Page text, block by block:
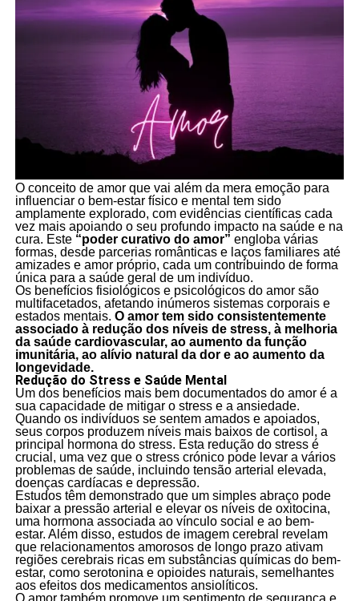
O conceito de amor que vai além da mera emoção para
influenciar o bem-estar físico e mental tem sido
amplamente explorado, com evidências científicas cada
vez mais apoiando o seu profundo impacto na saúde e na
cura. Este “poder curativo do amor” engloba várias
formas, desde parcerias românticas e laços familiares até
amizades e amor próprio, cada um contribuindo de forma
única para a saúde geral de um indivíduo.
Os benefícios fisiológicos e psicológicos do amor são
multifacetados, afetando inúmeros sistemas corporais e
estados mentais. O amor tem sido consistentemente
associado à redução dos níveis de stress, à melhoria
da saúde cardiovascular, ao aumento da função
imunitária, ao alívio natural da dor e ao aumento da
longevidade.
Redução do Stress e Saúde Mental
Um dos benefícios mais bem documentados do amor é a
sua capacidade de mitigar o stress e a ansiedade.
Quando os indivíduos se sentem amados e apoiados,
seus corpos produzem níveis mais baixos de cortisol, a
principal hormona do stress. Esta redução do stress é
crucial, uma vez que o stress crónico pode levar a vários
problemas de saúde, incluindo tensão arterial elevada,
doenças cardíacas e depressão.
Estudos têm demonstrado que um simples abraço pode
baixar a pressão arterial e elevar os níveis de oxitocina,
uma hormona associada ao vínculo social e ao bem-
estar. Além disso, estudos de imagem cerebral revelam
que relacionamentos amorosos de longo prazo ativam
regiões cerebrais ricas em substâncias químicas do bem-
estar, como serotonina e opioides naturais, semelhantes
aos efeitos dos medicamentos ansiolíticos.
O amor também promove um sentimento de segurança e